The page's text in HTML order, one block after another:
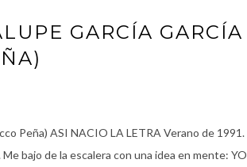
GARCÍA GARCÍA
Peña) ASI NACIO LA LETRA Verano de 1991.
bajo de la escalera con una idea en mente: YO